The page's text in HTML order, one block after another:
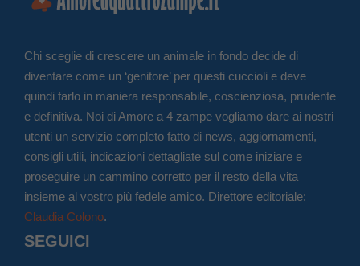
Chi sceglie di crescere un animale in fondo decide di
diventare come un ‘genitore’ per questi cuccioli e deve
quindi farlo in maniera responsabile, coscienziosa, prudente
e definitiva. Noi di Amore a 4 zampe vogliamo dare ai nostri
utenti un servizio completo fatto di news, aggiornamenti,
consigli utili, indicazioni dettagliate sul come iniziare e
proseguire un cammino corretto per il resto della vita
insieme al vostro più fedele amico. Direttore editoriale:
Claudia Colono.
SEGUICI